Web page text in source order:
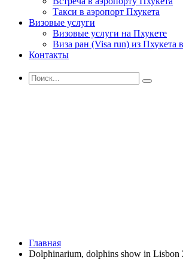
Такси в аэропорт Пхукета
Визовые услуги
Визовые услуги на Пхукете
Виза ран (Visa run) из Пхукета
Контакты
Главная
Dolphinarium, dolphins show in Lisbon